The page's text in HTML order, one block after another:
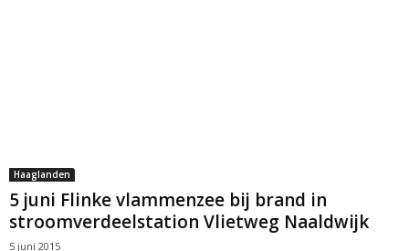
Haaglanden
5 juni Flinke vlammenzee bij brand in
stroomverdeelstation Vlietweg Naaldwijk
5 juni 2015